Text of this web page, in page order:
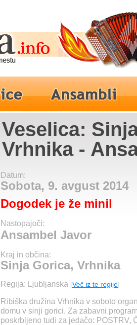
Veselica:
Vrhnika -
Datum:
Sobota, 9. avgust 2014
Dogodek je že minil
Nastopajoči:
Ansambel Javor
Kraj in občina:
Sinja Gorica, Vrhnika
Regija: Ljubljanska [Več iz te regije]
Ribiška družina Vrhnika v soboto
domu v sinji gorici. Za zabavni
poskrbljeno tudi za jedačo: POSTRV,